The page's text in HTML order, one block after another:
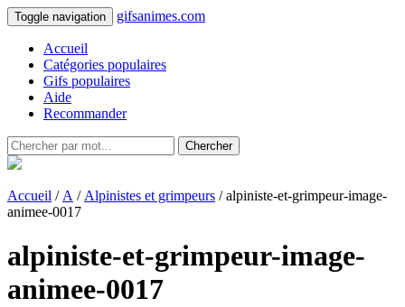
Toggle navigation gifsanimes.com
Accueil
Catégories populaires
Gifs populaires
Aide
Recommander
Chercher
Accueil / A / Alpinistes et grimpeurs / alpiniste-et-grimpeur-image-
animee-0017
alpiniste-et-grimpeur-image-
animee-0017